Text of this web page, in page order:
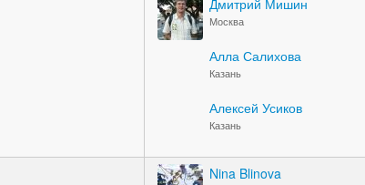
Дмитрий Мишин
Москва
Алла Салихова
Казань
Алексей Усиков
Казань
Nina Blinova